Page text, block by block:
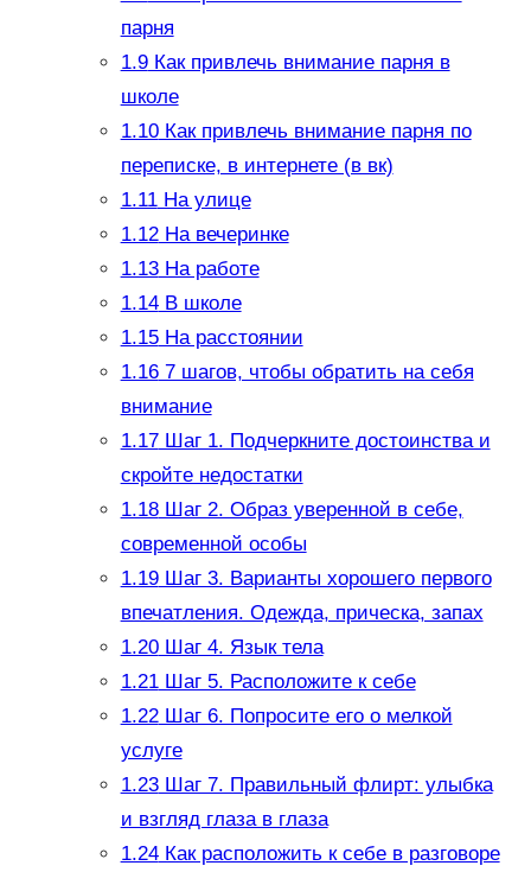
парня
1.9Как привлечь внимание парня в
школе
1.10Как привлечь внимание парня по
переписке, в интернете (в вк)
1.11На улице
1.12На вечеринке
1.13На работе
1.14В школе
1.15На расстоянии
1.167 шагов, чтобы обратить на себя
внимание
1.17Шаг 1. Подчеркните достоинства и
скройте недостатки
1.18Шаг 2. Образ уверенной в себе,
современной особы
1.19Шаг 3. Варианты хорошего первого
впечатления. Одежда, прическа, запах
1.20Шаг 4. Язык тела
1.21Шаг 5. Расположите к себе
1.22Шаг 6. Попросите его о мелкой
услуге
1.23Шаг 7. Правильный флирт: улыбка
и взгляд глаза в глаза
1.24Как расположить к себе в разговоре